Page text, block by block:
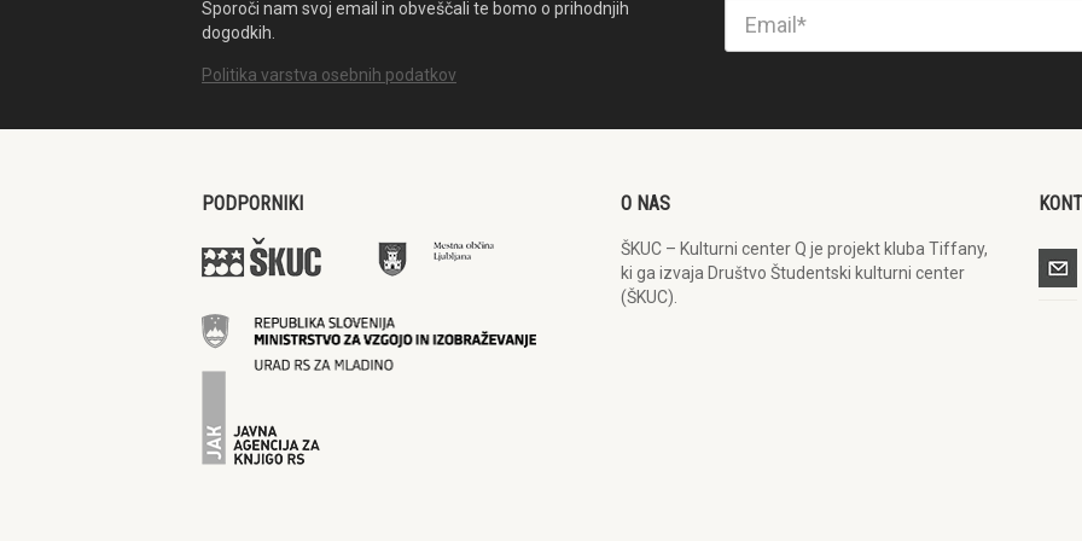
Sporoči nam svoj email in obveščali te bomo o prihodnjih
dogodkih.
Politika varstva osebnih podatkov
PODPORNIKI O NAS
ŠKUC – Kulturni center Q je projekt kluba Tiffany,
ki ga izvaja Društvo Študentski kulturni center
(ŠKUC).